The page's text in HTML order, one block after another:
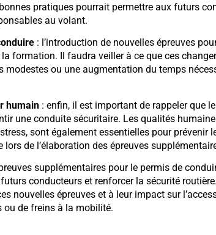
pratiques pourrait permettre aux futurs
au volant.
: l’introduction de nouvelles épreuves
formation. Il faudra veiller à ce que ces
modestes ou une augmentation du temps
humain: enfin, il est important de rappeler que
une conduite sécuritaire. Les qualités
sont également essentielles pour prévenir
de l’élaboration des épreuves
supplémentaires pour le permis de
conducteurs et renforcer la sécurité
nouvelles épreuves et à leur impact sur
ou de freins à la mobilité.